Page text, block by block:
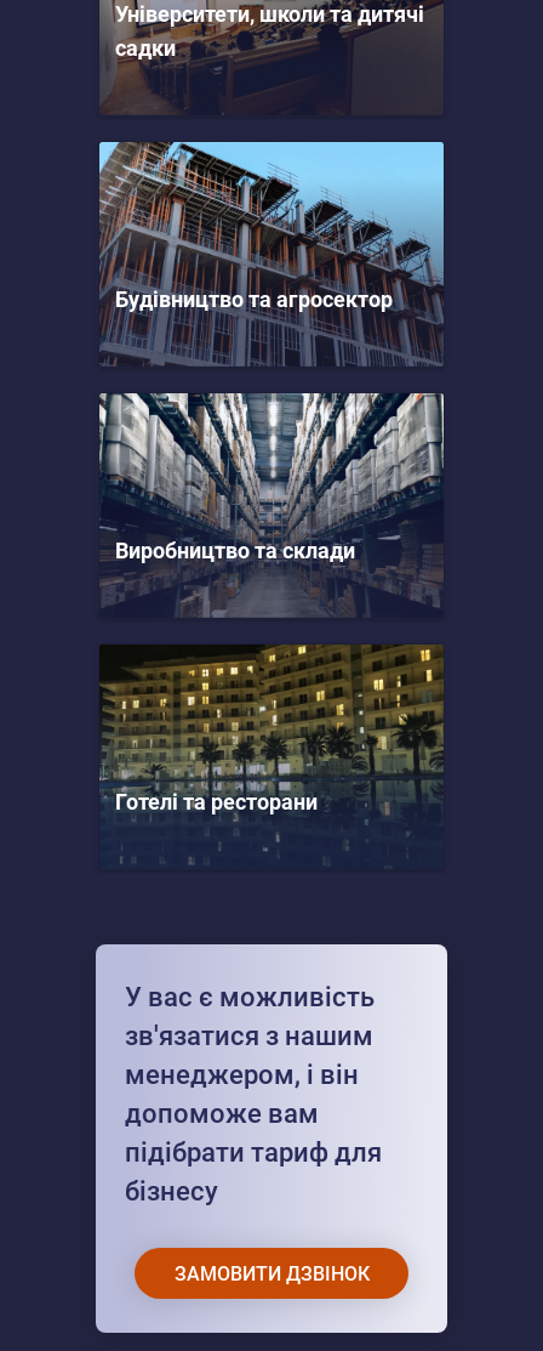
Університети, школи та дитячі
садки
Будівництво та агросектор
Виробництво та склади
Готелі та ресторани
У вас є можливість
зв'язатися з нашим
менеджером, і він
допоможе вам
підібрати тариф для
бізнесу
ЗАМОВИТИ ДЗВІНОК